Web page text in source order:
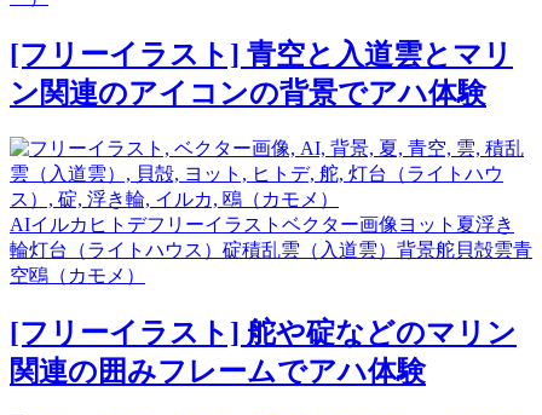
[フリーイラスト] 青空と入道雲とマリ
ン関連のアイコンの背景でアハ体験
AIイルカ ヒトデフリーイラスト ベクター画像ヨット 夏浮き
輪灯台（ライトハウス） 碇積乱雲（入道雲） 背景舵貝殻雲青
空鴎（カモメ）
[フリーイラスト] 舵や碇などのマリン
関連の囲みフレームでアハ体験